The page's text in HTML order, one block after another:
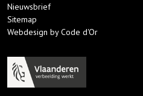
Nieuwsbrief
Sitemap
Webdesign by Code d'Or